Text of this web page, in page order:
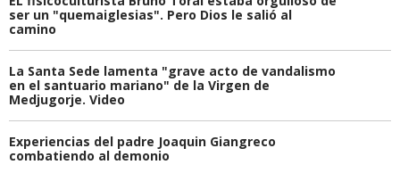
ser un "quemaiglesias". Pero Dios le salió al
camino
La Santa Sede lamenta "grave acto de vandalismo
en el santuario mariano" de la Virgen de
Medjugorje. Video
Experiencias del padre Joaquin Giangreco
combatiendo al demonio